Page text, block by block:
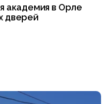
академия в Орле
дверей